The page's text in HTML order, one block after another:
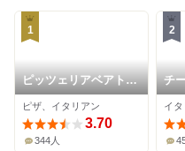
1
ピッツェリアベアトリ
ーチェ
ピザ、イタリアン
3.70
344人
2
チ
イ